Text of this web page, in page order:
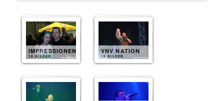
IMPRESSIONEN
15 BILDER
VNV NATION
15 BILDER